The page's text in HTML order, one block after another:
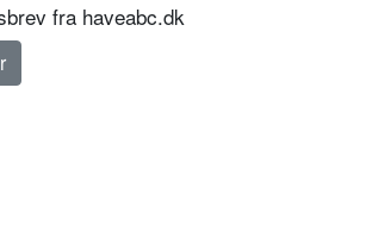
fra haveabc.dk